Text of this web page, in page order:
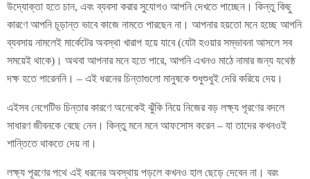
উদ্যোক্তা হতে চান, এবং ব্যবসা করার সুযোগও আপনি দেখতে পাচ্ছেন। কিন্তু কিছু
কারণে আপনি চূড়ান্ত ভাবে কাজে নামতে পারছেন না। আপনার হয়তো মনে হচ্ছে আপনি
ব্যবসায় নামলেই মার্কেটের অবস্থা খারাপ হয়ে যাবে (যেটা হওয়ার সম্ভাবনা আসলে সব
সময়েই থাকে)। অথবা আপনার মনে হতে পারে, আপনি এখনও মাঠে নামার জন্য যথেষ্ঠ
দক্ষ হতে পারেননি। – এই ধরনের চিন্তাগুলো মানুষকে শুধুশুধুই দেরি করিয়ে দেয়।
এইসব নেগেটিভ চিন্তার কারণে অনেকেই ঝুঁকি নিয়ে নিজের বড় লক্ষ্য পূরণের বদলে
সাধারণ জীবনকে বেছে নেন। কিন্তু মনে মনে আফসোস করেন – যা তাদের কখনওই
শান্তিতে থাকতে দেয় না।
লক্ষ্য পূরণের পথে এই ধরনের অবস্থায় পড়লে কখনও হাল ছেড়ে দেবেন না। বরং